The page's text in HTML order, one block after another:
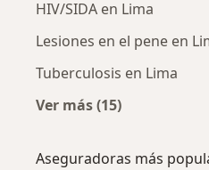
HIV/SIDA en Lima
Lesiones en el pene en
Tuberculosis en Lima
Ver más (15)
Aseguradoras más